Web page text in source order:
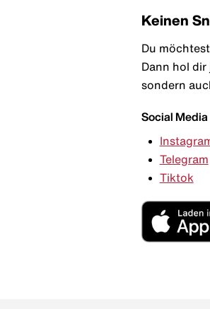
Keinen
Du
Dann hol
sondern
Social Media
Telegram
Tiktok